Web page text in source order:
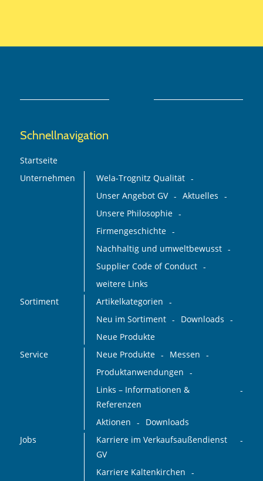
Schnellnavigation
Startseite
Unternehmen
Wela-Trognitz Qualität
Unser Angebot GV
Aktuelles
Unsere Philosophie
Firmengeschichte
Nachhaltig und umweltbewusst
Supplier Code of Conduct
weitere Links
Sortiment
Artikelkategorien
Neu im Sortiment
Downloads
Neue Produkte
Service
Neue Produkte
Messen
Produktanwendungen
Links – Informationen &
Referenzen
Aktionen
Downloads
Jobs
Karriere im Verkaufsaußendienst
GV
Karriere Kaltenkirchen